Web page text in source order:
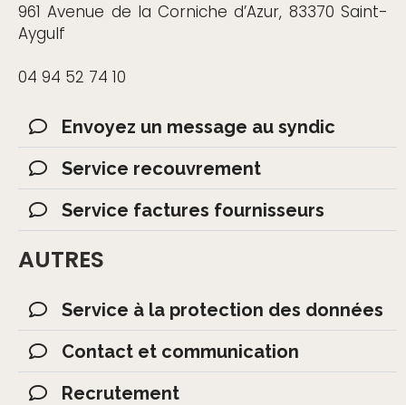
961 Avenue de la Corniche d’Azur, 83370 Saint-
Aygulf
04 94 52 74 10
Envoyez un message au syndic
Service recouvrement
Service factures fournisseurs
AUTRES
Service à la protection des données
Contact et communication
Recrutement